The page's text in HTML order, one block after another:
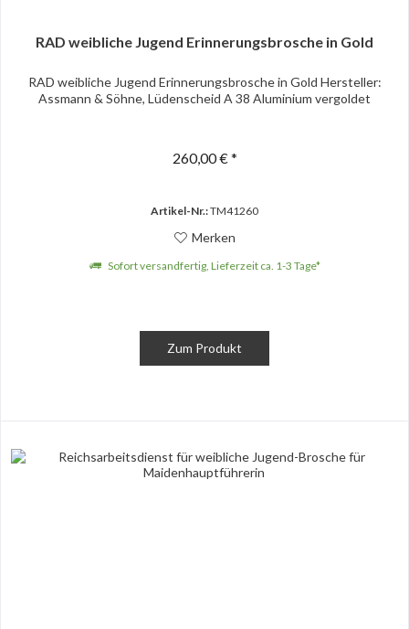
RAD weibliche Jugend Erinnerungsbrosche in Gold
RAD weibliche Jugend Erinnerungsbrosche in Gold Hersteller:
Assmann & Söhne, Lüdenscheid A 38 Aluminium vergoldet
260,00 € *
Artikel-Nr.:TM41260
Merken
Sofort versandfertig, Lieferzeit ca. 1-3 Tage*
Zum Produkt